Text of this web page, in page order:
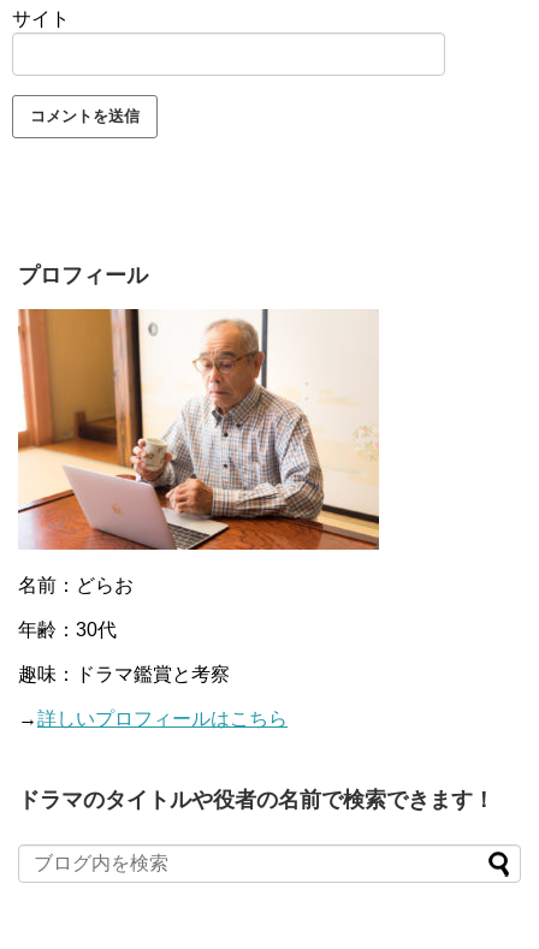
サイト
プロフィール
名前：どらお
年齢：30代
趣味：ドラマ鑑賞と考察
→詳しいプロフィールはこちら
ドラマのタイトルや役者の名前で検索できます！